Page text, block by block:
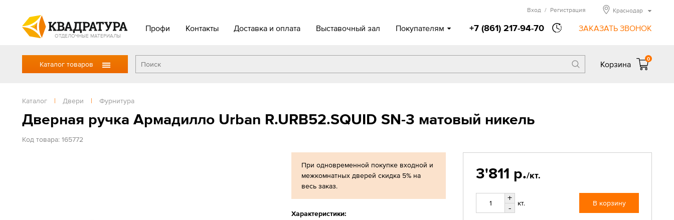
ОТДЕЛОЧНЫЕ МАТЕРИАЛЫ
Профи Контакты Доставка и оплата Выставочный зал Покупателям +7 (861) 217-94-70 ЗАКАЗАТЬ ЗВОНОК
Вход / Регистрация Краснодар
Каталог товаров Корзина
0
Каталог | Двери | Фурнитура
Дверная ручка Армадилло Urban R.URB52.SQUID SN-3 матовый никель
Код товара: 165772
При одновременной покупке входной и
межкомнатных дверей скидка 5% на
весь заказ.
Характеристики:
3'811 р./кт.
+
-
кт. В корзину